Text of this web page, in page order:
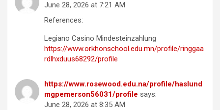
June 28, 2026 at 7:21 AM
References:
Legiano Casino Mindesteinzahlung
https://www.orkhonschool.edu.mn/profile/ringgaa
rdlhxduus68292/profile
https://www.rosewood.edu.na/profile/haslund
mgpemerson56031/profile says:
June 28, 2026 at 8:35 AM